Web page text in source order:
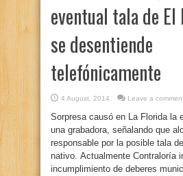
eventual tala de El
se desentiende
telefónicamente
4 August, 2014 Leave a
Sorpresa causó en La Florida la
una grabadora, señalando que
responsable por la posible tala
nativo. Actualmente Contraloría
incumplimiento de deberes